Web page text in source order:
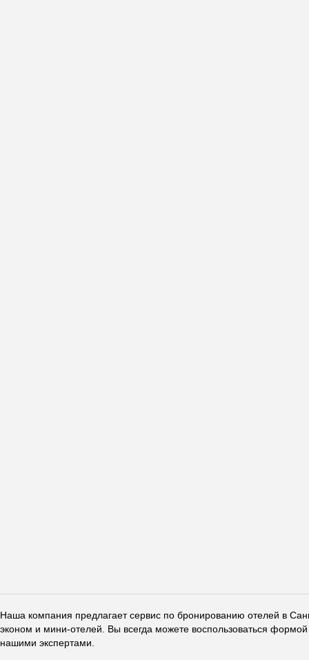
Наша компания предлагает сервис по бронированию отелей в
эконом и мини-отелей. Вы всегда можете воспользоваться
нашими экспертами.